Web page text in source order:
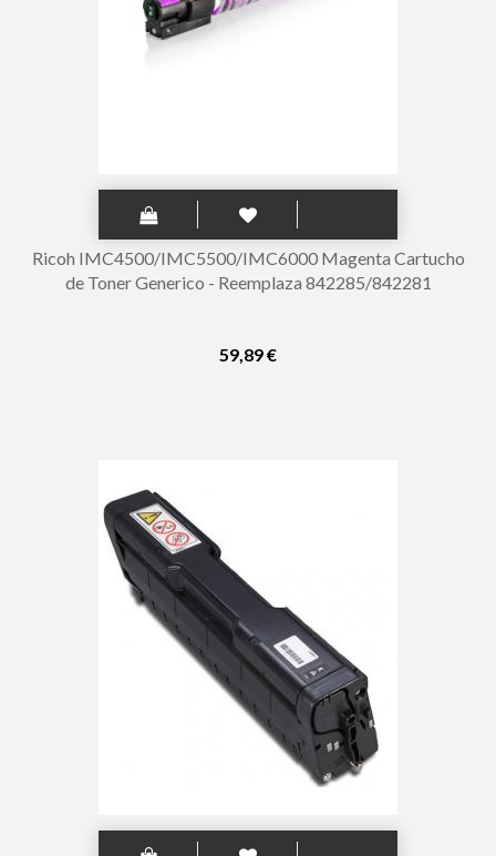
Ricoh IMC4500/IMC5500/IMC6000 Magenta Cartucho
de Toner Generico - Reemplaza 842285/842281
59,89 €